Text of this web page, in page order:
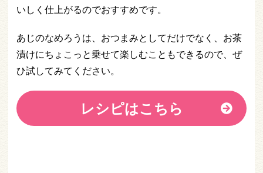
いしく仕上がるのでおすすめです。
あじのなめろうは、おつまみとしてだけでなく、お茶
漬けにちょこっと乗せて楽しむこともできるので、ぜ
ひ試してみてください。
レシピはこちら